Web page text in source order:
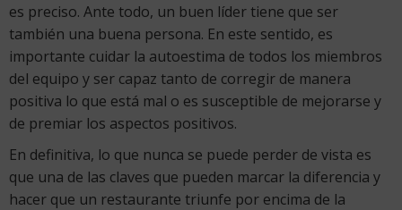
es preciso. Ante todo, un buen líder tiene que ser
también una buena persona. En este sentido, es
importante cuidar la autoestima de todos los miembros
del equipo y ser capaz tanto de corregir de manera
positiva lo que está mal o es susceptible de mejorarse y
de premiar los aspectos positivos.
En definitiva, lo que nunca se puede perder de vista es
que una de las claves que pueden marcar la diferencia y
hacer que un restaurante triunfe por encima de la